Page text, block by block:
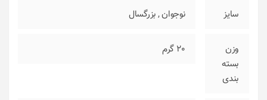
سایز نوجوان,بزرگسال
وزن
بسته
بندی
20 گرم